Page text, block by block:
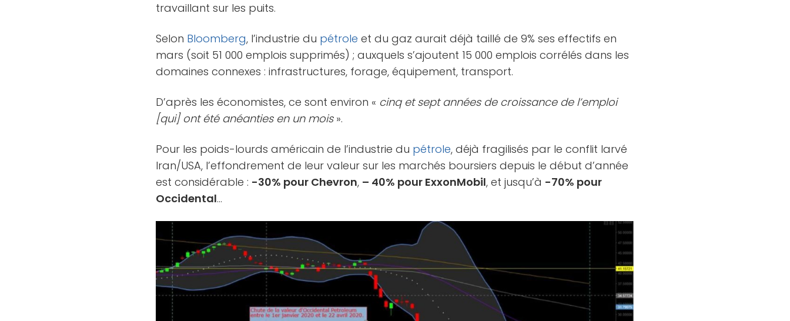
travaillant sur les puits.
Selon Bloomberg, l’industrie du pétrole et du gaz aurait déjà taillé de 9% ses effectifs en
mars (soit 51 000 emplois supprimés) ; auxquels s’ajoutent 15 000 emplois corrélés dans les
domaines connexes : infrastructures, forage, équipement, transport.
D’après les économistes, ce sont environ « cinq et sept années de croissance de l’emploi
[qui] ont été anéanties en un mois».
Pour les poids-lourds américain de l’industrie du pétrole, déjà fragilisés par le conflit larvé
Iran/USA, l’effondrement de leur valeur sur les marchés boursiers depuis le début d’année
est considérable : -30% pour Chevron, – 40% pour ExxonMobil, et jusqu’à -70% pour
Occidental…